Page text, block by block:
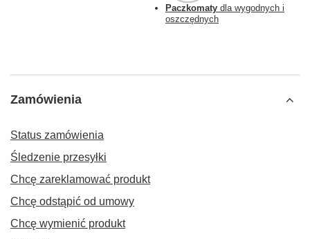
Paczkomaty dla wygodnych i
oszczędnych
Zamówienia
Status zamówienia
Śledzenie przesyłki
Chcę zareklamować produkt
Chcę odstąpić od umowy
Chcę wymienić produkt